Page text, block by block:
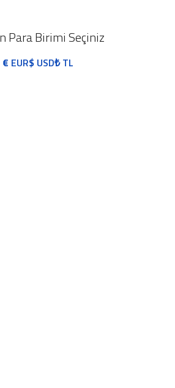
Para Birimi Seçiniz
€ EUR$ USD₺TL